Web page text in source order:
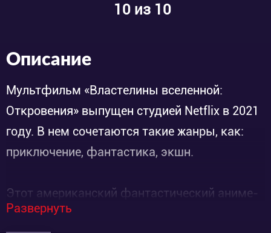
10из 10
Описание
Мультфильм «Властелины вселенной:
Откровения» выпущен студией Netflix в 2021
году. В нем сочетаются такие жанры, как:
приключение, фантастика, экшн.
Этот американский фантастический аниме-
сериал рассказывает о высоком
Развернуть